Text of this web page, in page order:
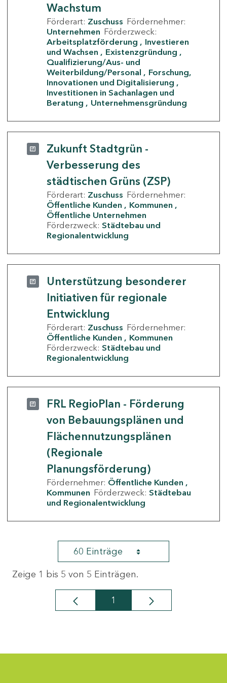
Wachstum
Förderart: Zuschuss Fördernehmer:
Unternehmen Förderzweck:
Arbeitsplatzförderung
Investieren
und Wachsen
Existenzgründung
Qualifizierung/Aus- und
Weiterbildung/Personal
Forschung,
Innovationen und Digitalisierung
Investitionen in Sachanlagen und
Beratung
Unternehmensgründung
Zukunft Stadtgrün -
Verbesserung des
städtischen Grüns (ZSP)
Förderart: Zuschuss Fördernehmer:
Öffentliche Kunden
Kommunen
Öffentliche Unternehmen
Förderzweck: Städtebau und
Regionalentwicklung
Unterstützung besonderer
Initiativen für regionale
Entwicklung
Förderart: Zuschuss Fördernehmer:
Öffentliche Kunden
Kommunen
Förderzweck: Städtebau und
Regionalentwicklung
FRL RegioPlan - Förderung
von Bebauungsplänen und
Flächennutzungsplänen
(Regionale
Planungsförderung)
Fördernehmer: Öffentliche Kunden
Kommunen Förderzweck: Städtebau
und Regionalentwicklung
60 Einträge
Zeige 1 bis 5 von 5 Einträgen.
Seite
1